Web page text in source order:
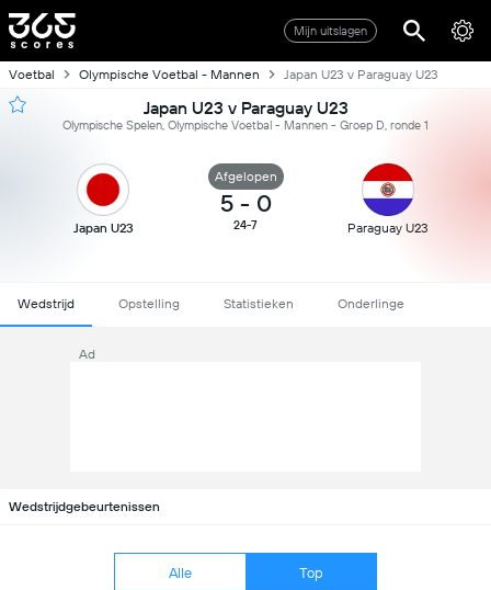
Mijn uitslagen
Voetbal Olympische Voetbal - Mannen Japan U23 v Paraguay U23
Japan U23 v Paraguay U23
Olympische Spelen, Olympische Voetbal - Mannen - Groep D, ronde 1
Japan U23
Afgelopen
5 - 0
24-7 Paraguay U23
Wedstrijd Opstelling Statistieken Onderlinge
Ad
Wedstrijdgebeurtenissen
Alle Top